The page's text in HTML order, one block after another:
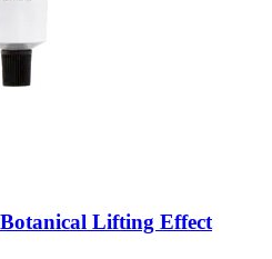
Botanical Lifting Effect